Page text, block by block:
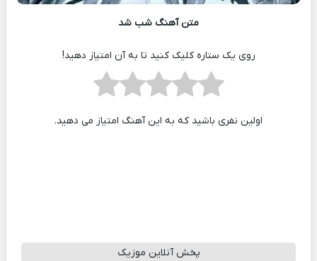
متن آهنگ شب شد
روی یک ستاره کلیک کنید تا به آن امتیاز دهید!
اولین نفری باشید که به این آهنگ امتیاز می دهید.
پخش آنلاین موزیک